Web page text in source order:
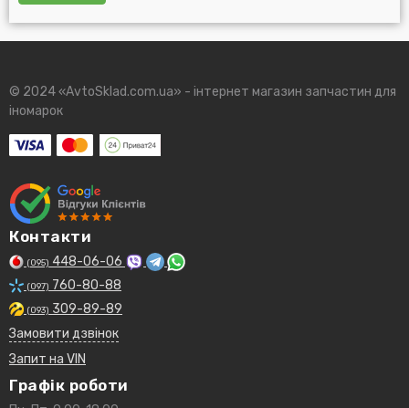
© 2024 «AvtoSklad.com.ua» - інтернет магазин запчастин для
іномарок
Контакти
(095) 448-06-06
(097) 760-80-88
(093) 309-89-89
Замовити дзвінок
Запит на VIN
Графік роботи